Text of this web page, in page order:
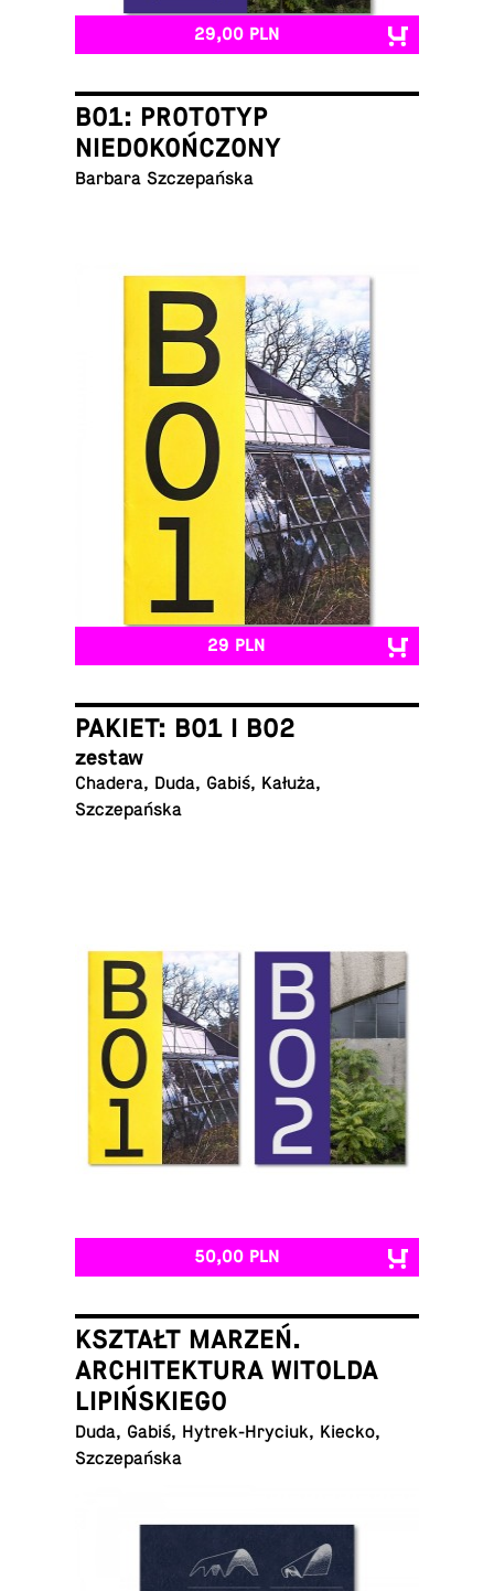
29,00 PLN
B01: PROTOTYP
NIEDOKOŃCZONY
Barbara Szczepańska
29 PLN
PAKIET: B01 I B02
zestaw
Chadera, Duda, Gabiś, Kałuża,
Szczepańska
50,00 PLN
KSZTAŁT MARZEŃ.
ARCHITEKTURA WITOLDA
LIPIŃSKIEGO
Duda, Gabiś, Hy­trek-Hry­ciuk, Kiecko,
Szczepańska